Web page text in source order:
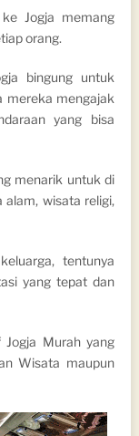
Jogja memang
orang.
bingung untuk
mereka mengajak
yang bisa
menarik untuk di
alam, wisata religi,
tentunya
yang tepat dan
Jogja Murah yang
Wisata maupun